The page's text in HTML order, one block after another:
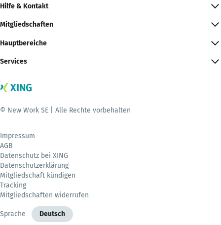
Hilfe & Kontakt
Mitgliedschaften
Hauptbereiche
Services
© New Work SE | Alle Rechte vorbehalten
Impressum
AGB
Datenschutz bei XING
Datenschutzerklärung
Mitgliedschaft kündigen
Tracking
Mitgliedschaften widerrufen
Sprache Deutsch